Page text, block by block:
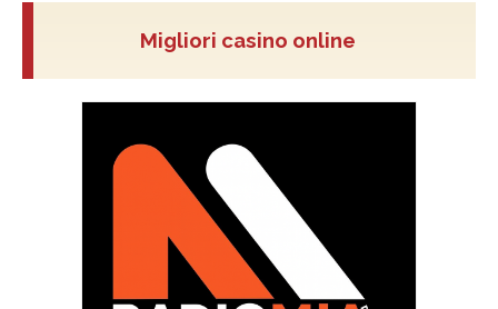
Migliori casino online